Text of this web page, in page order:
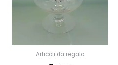
Articoli da regalo